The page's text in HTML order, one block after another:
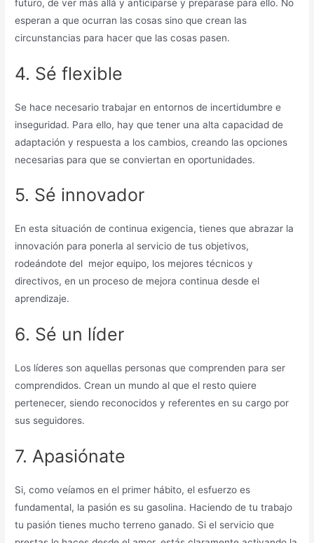
futuro, de ver más allá y anticiparse y preparase para ello. No
esperan a que ocurran las cosas sino que crean las
circunstancias para hacer que las cosas pasen.
4. Sé flexible
Se hace necesario trabajar en entornos de incertidumbre e
inseguridad. Para ello, hay que tener una alta capacidad de
adaptación y respuesta a los cambios, creando las opciones
necesarias para que se conviertan en oportunidades.
5. Sé innovador
En esta situación de continua exigencia, tienes que abrazar la
innovación para ponerla al servicio de tus objetivos,
rodeándote del mejor equipo, los mejores técnicos y
directivos, en un proceso de mejora continua desde el
aprendizaje.
6. Sé un líder
Los líderes son aquellas personas que comprenden para ser
comprendidos. Crean un mundo al que el resto quiere
pertenecer, siendo reconocidos y referentes en su cargo por
sus seguidores.
7. Apasiónate
Si, como veíamos en el primer hábito, el esfuerzo es
fundamental, la pasión es su gasolina. Haciendo de tu trabajo
tu pasión tienes mucho terreno ganado. Si el servicio que